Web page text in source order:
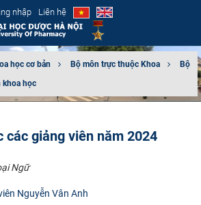
nhập Liên hệ
học cơ bản Bộ môn trực thuộc Khoa
Bộ
khoa học
các giảng viên năm 2024
Ngữ
Nguyễn Vân Anh